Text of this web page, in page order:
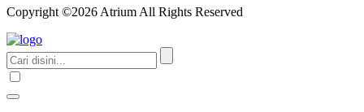
Copyright ©2026 Atrium All Rights Reserved